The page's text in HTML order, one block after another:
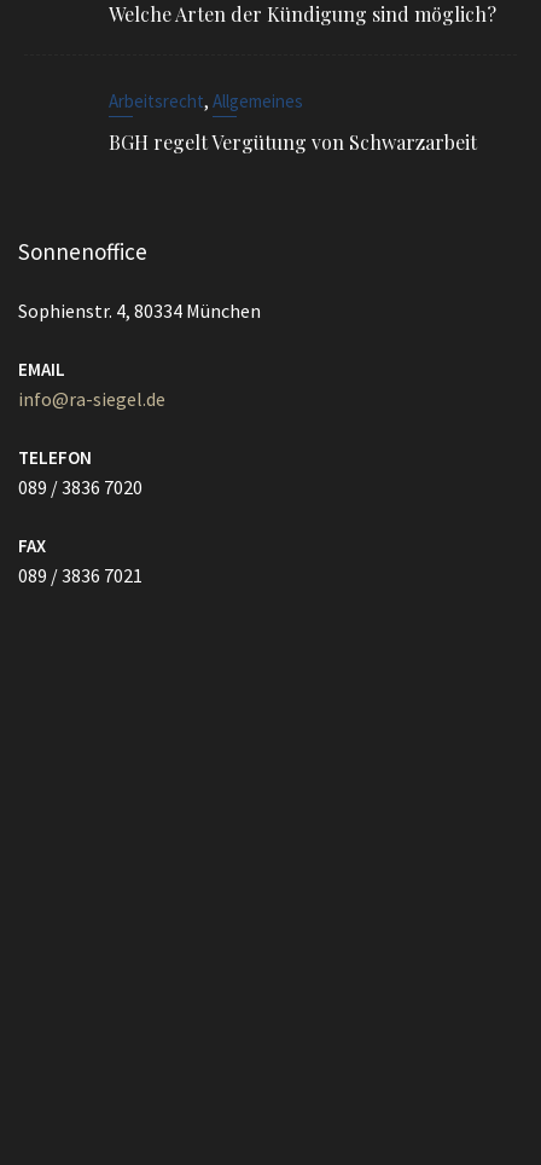
Welche Arten der Kündigung sind möglich?
Arbeitsrecht, Allgemeines
BGH regelt Vergütung von Schwarzarbeit
Sonnenoffice
Sophienstr. 4, 80334 München
EMAIL
info@ra-siegel.de
TELEFON
089 / 3836 7020
FAX
089 / 3836 7021